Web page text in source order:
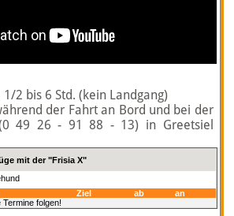
2 bis 6 Std. (kein Landgang)
der Fahrt an Bord und bei der
49 26 - 91 88 - 13) in Greetsiel
mit der "Frisia X"
Ziel ab
an
Termine folgen!